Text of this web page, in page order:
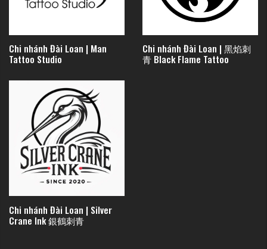
Chi nhánh Đài Loan | Man
Tattoo Studio
Chi nhánh Đài Loan | 黑焰刺
青 Black Flame Tattoo
Chi nhánh Đài Loan | Silver
Crane Ink 銀鶴刺青